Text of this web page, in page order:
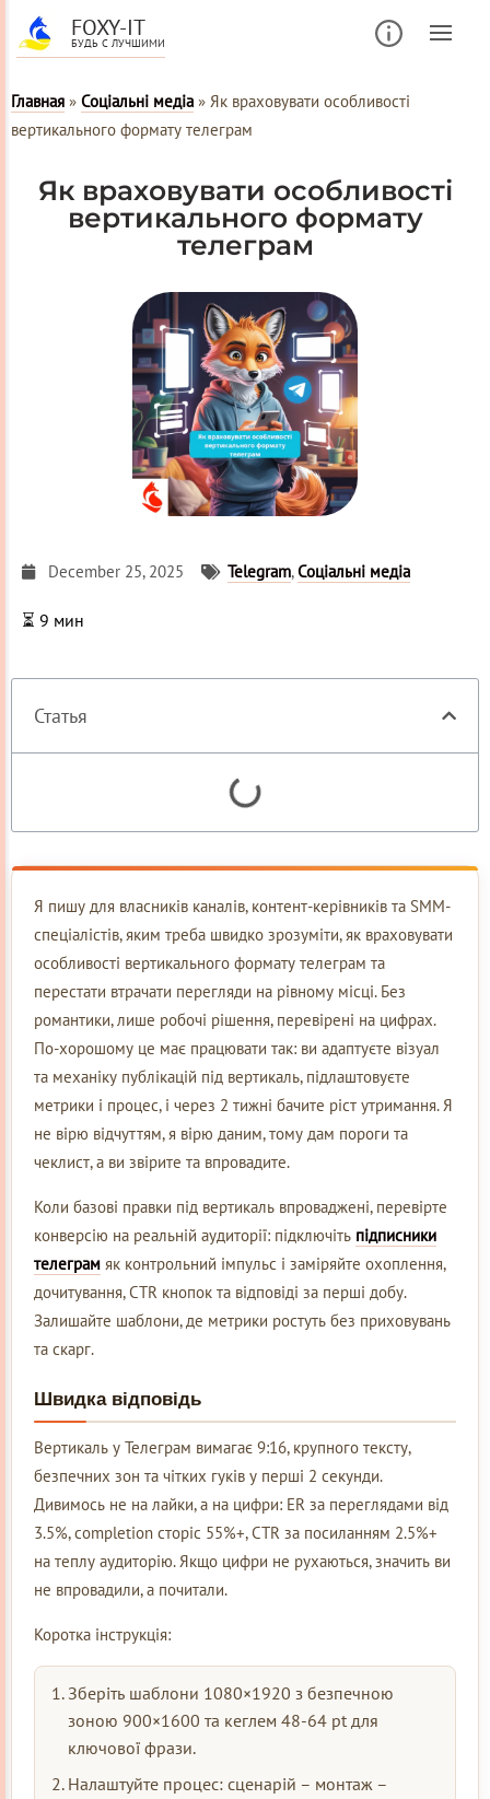
FOXY-IT
БУДЬ С ЛУЧШИМИ
Главная » Соціальні медіа » Як враховувати особливості
вертикального формату телеграм
Як враховувати особливості
вертикального формату
телеграм
December 25, 2025 Telegram,Соціальні медіа
⏳ 9 мин
Статья
Я пишу для власників каналів, контент-керівників та SMM-
спеціалістів, яким треба швидко зрозуміти, як враховувати
особливості вертикального формату телеграм та
перестати втрачати перегляди на рівному місці. Без
романтики, лише робочі рішення, перевірені на цифрах.
По-хорошому це має працювати так: ви адаптуєте візуал
та механіку публікацій під вертикаль, підлаштовуєте
метрики і процес, і через 2 тижні бачите ріст утримання. Я
не вірю відчуттям, я вірю даним, тому дам пороги та
чеклист, а ви звірите та впровадите.
Коли базові правки під вертикаль впроваджені, перевірте
конверсію на реальній аудиторії: підключіть підписники
телеграм як контрольний імпульс і заміряйте охоплення,
дочитування, CTR кнопок та відповіді за перші добу.
Залишайте шаблони, де метрики ростуть без приховувань
та скарг.
Швидка відповідь
Вертикаль у Телеграм вимагає 9:16, крупного тексту,
безпечних зон та чітких гуків у перші 2 секунди.
Дивимось не на лайки, а на цифри: ER за переглядами від
3.5%, completion сторіс 55%+, CTR за посиланням 2.5%+
на теплу аудиторію. Якщо цифри не рухаються, значить ви
не впровадили, а почитали.
Коротка інструкція:
Зберіть шаблони 1080×1920 з безпечною
зоною 900×1600 та кеглем 48-64 pt для
ключової фрази.
Налаштуйте процес: сценарій – монтаж –